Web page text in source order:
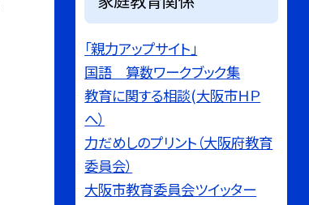
「親力アップサイト」
国語 算数ワークブック集
教育に関する相談(大阪市ＨＰ
へ）
力だめしのプリント（大阪府教育
委員会）
大阪市教育委員会ツイッター